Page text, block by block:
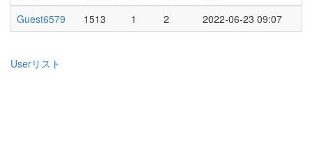
Guest6579
1513 1 2 2022-06-23 09:07
Userリスト